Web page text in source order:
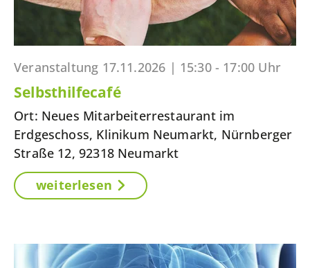
Veranstaltung 17.11.2026 | 15:30 - 17:00 Uhr
Selbsthilfecafé
Ort: Neues Mitarbeiterrestaurant im
Erdgeschoss, Klinikum Neumarkt, Nürnberger
Straße 12, 92318 Neumarkt
weiterlesen